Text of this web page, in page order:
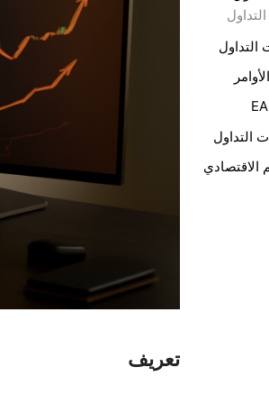
التداول
التداول
الاقتصادي
تعريف